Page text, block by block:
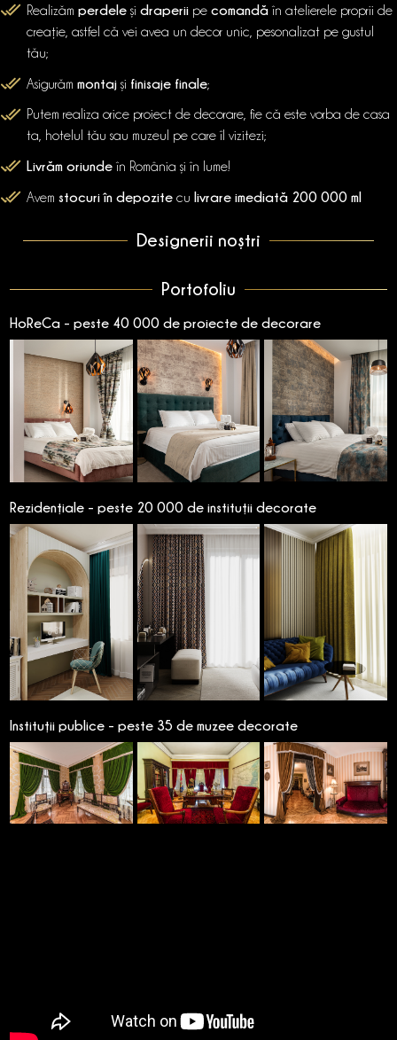
Realizăm perdele și draperii pe comandă în atelierele proprii de
creație, astfel că vei avea un decor unic, pesonalizat pe gustul
tău;
Asigurăm montaj și finisaje finale;
Putem realiza orice proiect de decorare, fie că este vorba de casa
ta, hotelul tău sau muzeul pe care îl vizitezi;
Livrăm oriunde în România și în lume!
Avem stocuri în depozite cu livrare imediată 200 000 ml
Designerii noștri
Portofoliu
HoReCa - peste 40 000 de proiecte de decorare
Rezidențiale - peste 20 000 de instituții decorate
Instituții publice - peste 35 de muzee decorate